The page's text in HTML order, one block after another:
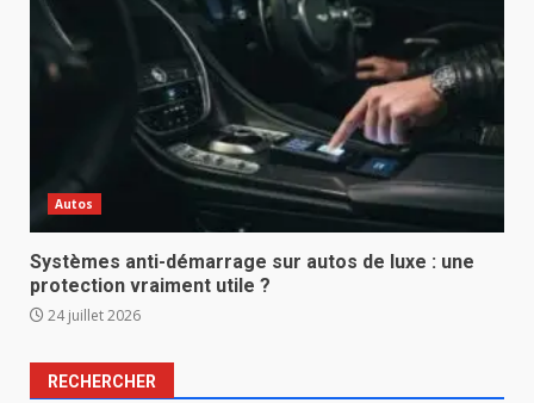
Autos
Systèmes anti-démarrage sur autos de luxe : une
protection vraiment utile ?
24 juillet 2026
RECHERCHER